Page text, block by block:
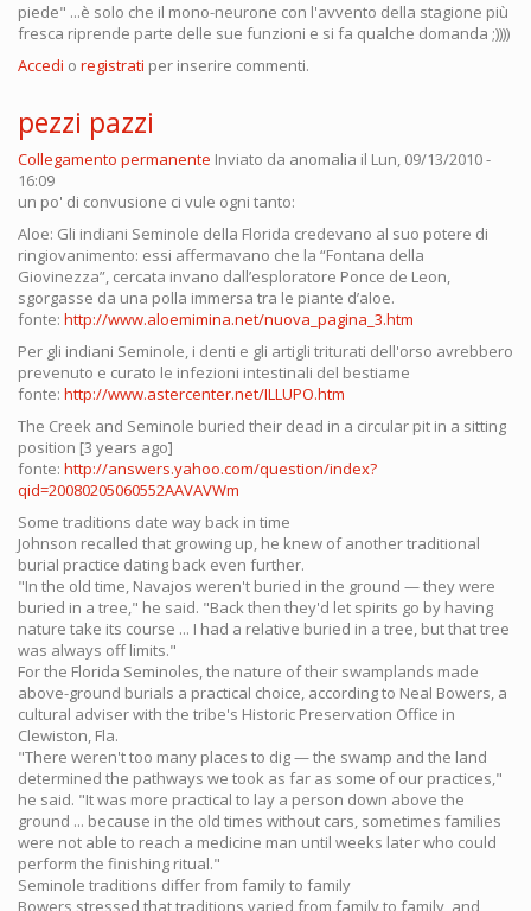
piede" ...è solo che il mono-neurone con l'avvento della stagione più
fresca riprende parte delle sue funzioni e si fa qualche domanda ;))))
Accedi o registrati per inserire commenti.
pezzi pazzi
Collegamento permanente Inviato da anomalia il Lun, 09/13/2010 -
16:09
un po' di convusione ci vule ogni tanto:
Aloe: Gli indiani Seminole della Florida credevano al suo potere di
ringiovanimento: essi affermavano che la “Fontana della
Giovinezza”, cercata invano dall’esploratore Ponce de Leon,
sgorgasse da una polla immersa tra le piante d’aloe.
fonte: http://www.aloemimina.net/nuova_pagina_3.htm
Per gli indiani Seminole, i denti e gli artigli triturati dell'orso avrebbero
prevenuto e curato le infezioni intestinali del bestiame
fonte: http://www.astercenter.net/ILLUPO.htm
The Creek and Seminole buried their dead in a circular pit in a sitting
position [3 years ago]
fonte: http://answers.yahoo.com/question/index?
qid=20080205060552AAVAVWm
Some traditions date way back in time
Johnson recalled that growing up, he knew of another traditional
burial practice dating back even further.
"In the old time, Navajos weren't buried in the ground — they were
buried in a tree," he said. "Back then they'd let spirits go by having
nature take its course ... I had a relative buried in a tree, but that tree
was always off limits."
For the Florida Seminoles, the nature of their swamplands made
above-ground burials a practical choice, according to Neal Bowers, a
cultural adviser with the tribe's Historic Preservation Office in
Clewiston, Fla.
"There weren't too many places to dig — the swamp and the land
determined the pathways we took as far as some of our practices,"
he said. "It was more practical to lay a person down above the
ground ... because in the old times without cars, sometimes families
were not able to reach a medicine man until weeks later who could
perform the finishing ritual."
Seminole traditions differ from family to family
Bowers stressed that traditions varied from family to family, and